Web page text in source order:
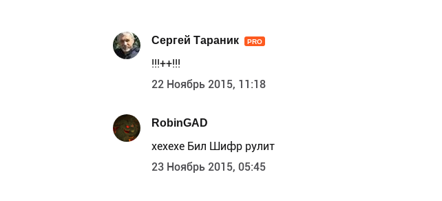
Сергей Тараник PRO
!!!++!!!
22 Ноябрь 2015, 11:18
RobinGAD
хехехе Бил Шифр рулит
23 Ноябрь 2015, 05:45